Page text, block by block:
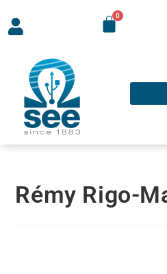
Rémy Rigo-